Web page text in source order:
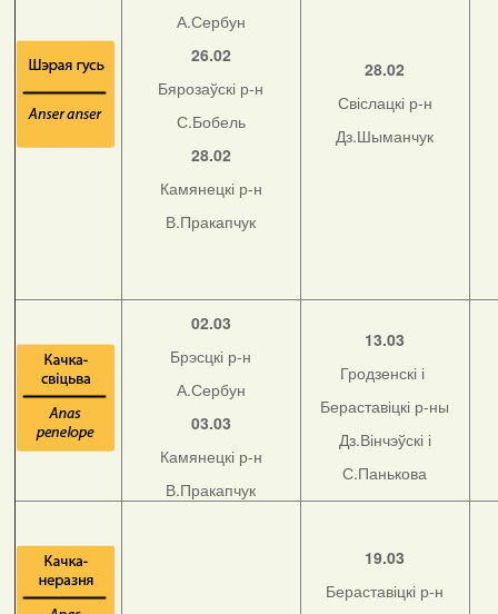
А.Сербун
26.02
Бярозаўскі р-н
С.Бобель
28.02
Камянецкі р-н
В.Пракапчук
28.02
Свіслацкі р-н
Дз.Шыманчук
02.03
Брэсцкі р-н
А.Сербун
03.03
Камянецкі р-н
В.Пракапчук
13.03
Гродзенскі і
Бераставіцкі р-ны
Дз.Вінчэўскі і
С.Панькова
19.03
Бераставіцкі р-н